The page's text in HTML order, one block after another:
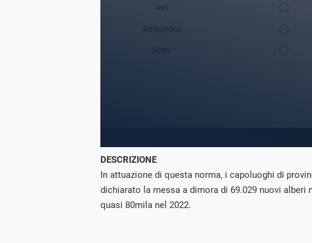
DESCRIZIONE
In attuazione di questa norma, i capoluoghi di
dichiarato la messa a dimora di 69.029 nuovi alberi
quasi 80mila nel 2022.